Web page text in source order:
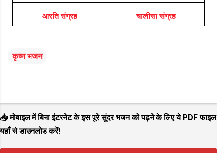
आरति संग्रह चालीसा संग्रह
कृष्ण भजन
📥 मोबाइल में बिना इंटरनेट के इस पूरे सुंदर भजन को पढ़ने के लिए ये PDF फाइल
यहाँ से डाउनलोड करें!